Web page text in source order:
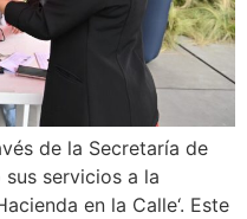
de la Secretaría de
servicios a la
en la Calle‘. Este